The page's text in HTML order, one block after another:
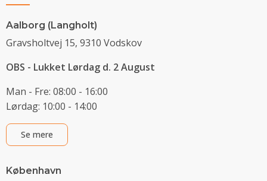
Aalborg (Langholt)
Gravsholtvej 15, 9310 Vodskov
OBS - Lukket Lørdag d. 2 August
Man - Fre: 08:00 - 16:00
Lørdag: 10:00 - 14:00
Se mere
København